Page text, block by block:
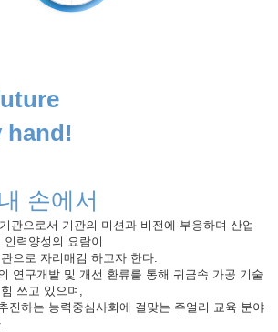
hand!
손에서
관으로서 기관의 미션과 비전에 부응하며 산업
력양성의 요람이
으로 자리매김 하고자 한다.
연구개발 및 개선 환류를 통해 귀금속 가공 기술
쓰고 있으며,
진하는 능력중심사회에 걸맞는 주얼리 교육 분야